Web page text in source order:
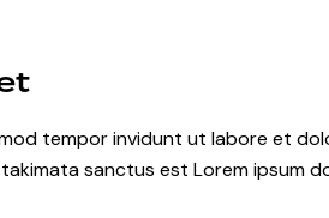
tempor invidunt ut labore et
sanctus est Lorem ipsum